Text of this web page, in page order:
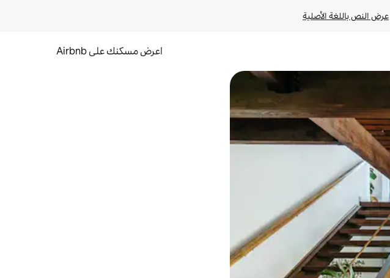
عرض النص باللغة الأصلية
اعرض مسكنك على Airbnb